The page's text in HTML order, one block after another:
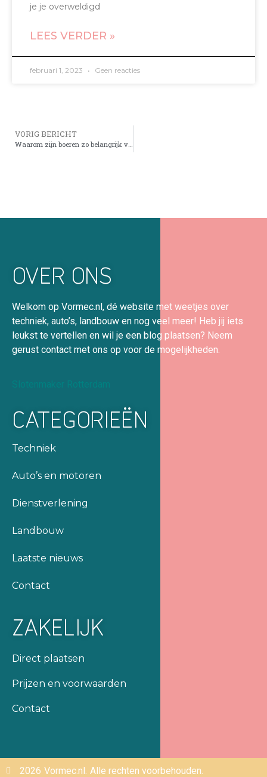
je je overweldigd
LEES VERDER »
februari 1, 2023 Geen reacties
VORIG BERICHT
OVER ONS
Welkom op Vormec.nl, dé website met weetjes over
techniek, auto’s, landbouw en nog veel meer! Heb jij iets
leukst te vertellen en wil je een blog plaatsen? Neem
gerust contact met ons op voor de mogelijkheden.
CATEGORIEËN
Techniek
Auto’s en motoren
Dienstverlening
Landbouw
Laatste nieuws
Contact
ZAKELIJK
Direct plaatsen
Prijzen en voorwaarden
Contact
2026 Vormec.nl. Alle rechten voorbehouden.